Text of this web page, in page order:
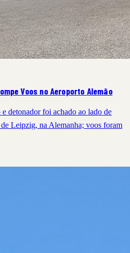
Voos no Aeroporto Alemão
detonador foi achado ao lado de
Leipzig, na Alemanha; voos foram